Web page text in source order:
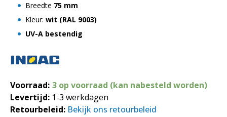
Breedte 75 mm
Kleur: wit (RAL 9003)
UV-A bestendig
Voorraad: 3 op voorraad (kan nabesteld worden)
Levertijd: 1-3 werkdagen
Retourbeleid: Bekijk ons retourbeleid